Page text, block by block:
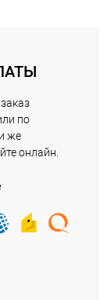
по
же
онлайн.